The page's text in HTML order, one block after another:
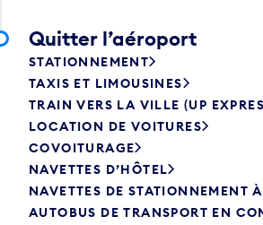
Quitter l’aéroport
STATIONNEMENT
TAXIS ET LIMOUSINES
TRAIN VERS LA VILLE (UP
LOCATION DE VOITURES
COVOITURAGE
NAVETTES D’HÔTEL
NAVETTES DE STATIONNEMENT
AUTOBUS DE TRANSPORT EN